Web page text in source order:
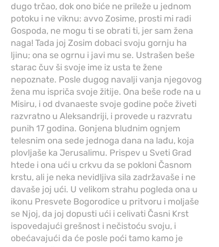
dugo trčao, dok ono biće ne prileže u jednom
potoku i ne viknu: avvo Zosime, prosti mi radi
Gospoda, ne mogu ti se obrati ti, jer sam žena
naga! Tada joj Zosim dobaci svoju gornju ha
ljinu; ona se ogrnu i javi mu se. Ustrašen beše
starac čuv ši svoje ime iz usta te žene
nepoznate. Posle dugog navalji vanja njegovog
žena mu ispriča svoje žitije. Ona beše rođe na u
Misiru, i od dvanaeste svoje godine poče živeti
razvratno u Aleksandriji, i provede u razvratu
punih 17 godina. Gonjena bludnim ognjem
telesnim ona sede jednoga dana na lađu, koja
plovljaše ka Jerusalimu. Prispev u Sveti Grad
htede i ona ući u crkvu da se pokloni Časnom
krstu, ali je neka nevidljiva sila zadržavaše i ne
davaše joj ući. U velikom strahu pogleda ona u
ikonu Presvete Bogorodice u pritvoru i moljaše
se Njoj, da joj dopusti ući i celivati Časni Krst
ispovedajući grešnost i nečistoću svoju, i
obećavajući da će posle poći tamo kamo je